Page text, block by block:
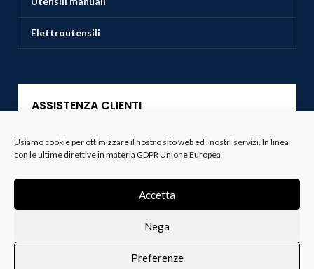
Usiamo cookie per ottimizzare il nostro sito web ed i nostri servizi. In linea
con le ultime direttive in materia GDPR Unione Europea
Accetta
Nega
Preferenze
Elettroutensili
ASSISTENZA CLIENTI
Servizio Clienti